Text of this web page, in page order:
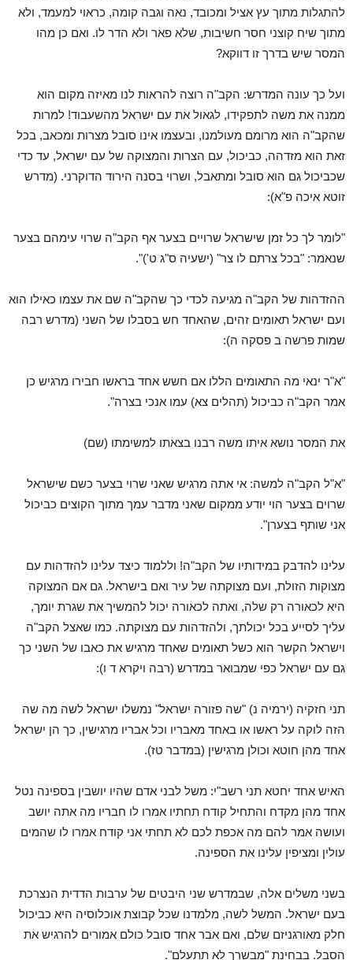
להתגלות מתוך עץ אציל ומכובד, נאה וגבה קומה, כראוי למעמד, ולא
מתוך שיח קוצני חסר חשיבות, שלא פאר ולא הדר לו. ואם כן מהו
המסר שיש בדרך זו דווקא?
ועל כך עונה המדרש: הקב"ה רוצה להראות לנו מאיזה מקום הוא
ממנה את משה לתפקידו, לגאול את עם ישראל מהשעבוד! למרות
שהקב"ה הוא מרומם מעולמנו, ובעצמו אינו סובל מצרות ומכאב, בכל
זאת הוא מזדהה, כביכול, עם הצרות והמצוקה של עם ישראל, עד כדי
שכביכול גם הוא סובל ומתאבל, ושרוי בסנה הירוד הדוקרני. (מדרש
זוטא איכה פ"א):
"לומר לך כל זמן שישראל שרויים בצער אף הקב"ה שרוי עימהם בצער
שנאמר: "בכל צרתם לו צר" (ישעיה ס"ג ט')".
ההזדהות של הקב"ה מגיעה לכדי כך שהקב"ה שם את עצמו כאילו הוא
ועם ישראל תאומים זהים, שהאחד חש בסבלו של השני (מדרש רבה
שמות פרשה ב פסקה ה):
"א"ר ינאי מה התאומים הללו אם חשש אחד בראשו חבירו מרגיש כן
אמר הקב"ה כביכול (תהלים צא) עמו אנכי בצרה".
את המסר נושא איתו משה רבנו בצאתו למשימתו (שם)
"א"ל הקב"ה למשה: אי אתה מרגיש שאני שרוי בצער כשם שישראל
שרוים בצער הוי יודע ממקום שאני מדבר עמך מתוך הקוצים כביכול
אני שותף בצערן".
עלינו להדבק במידותיו של הקב"ה! וללמוד כיצד עלינו להזדהות עם
מצוקות הזולת, ועם מצוקתה של עיר ואם בישראל. גם אם המצוקה
היא לכאורה רק שלה, ואתה לכאורה יכול להמשיך את שגרת יומך,
עליך לסייע בכל יכולתך, ולהזדהות עם מצוקתה. כמו שאצל הקב"ה
וישראל הקשר הוא כשל תאומים שאחד מרגיש את כאבו של השני כך
גם עם ישראל כפי שמבואר במדרש (רבה ויקרא ד ו):
תני חזקיה (ירמיה נ) "שה פזורה ישראל" נמשלו ישראל לשה מה שה
הזה לוקה על ראשו או באחד מאבריו וכל אבריו מרגישין, כך הן ישראל
אחד מהן חוטא וכולן מרגישין (במדבר טז).
האיש אחד יחטא תני רשב"י: משל לבני אדם שהיו יושבין בספינה נטל
אחד מהן מקדח והתחיל קודח תחתיו אמרו לו חבריו מה אתה יושב
ועושה אמר להם מה אכפת לכם לא תחתי אני קודח אמרו לו שהמים
עולין ומציפין עלינו את הספינה.
בשני משלים אלה, שבמדרש שני היבטים של ערבות הדדית הנצרכת
בעם ישראל. המשל לשה, מלמדנו שכל קבוצת אוכלוסיה היא כביכול
חלק מאורגניזם שלם, ואם אבר אחד סובל כולם אמורים להרגיש את
הסבל. בבחינת "מבשרך לא תתעלם".